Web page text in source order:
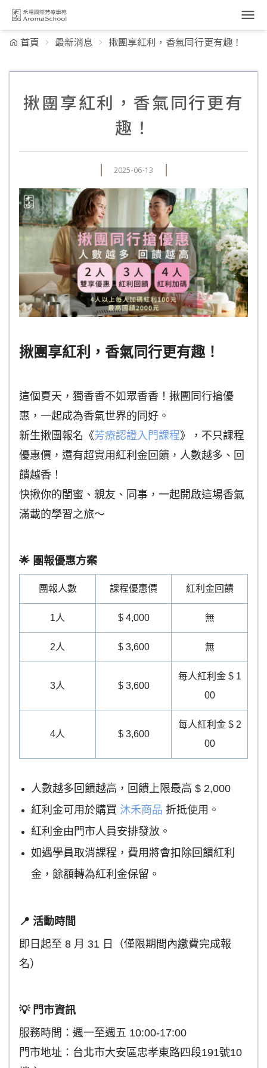
跳到主要內容
首頁 最新消息 揪團享紅利，香氣同行更有趣！
揪團享紅利，香氣同行更有
趣！
2025-06-13
揪團享紅利，香氣同行更有趣！
這個夏天，獨香香不如眾香香！揪團同行搶優
惠，一起成為香氣世界的同好。
新生揪團報名《芳療認證入門課程》，不只課程
優惠價，還有超實用紅利金回饋，人數越多、回
饋越香！
快揪你的閨蜜、親友、同事，一起開啟這場香氣
滿載的學習之旅～
🌟 團報優惠方案
團報人數 課程優惠價 紅利金回饋
1人 $ 4,000 無
2人 $ 3,600 無
3人 $ 3,600
每人紅利金 $ 1
00
4人 $ 3,600
每人紅利金 $ 2
00
人數越多回饋越高，回饋上限最高 $ 2,000
紅利金可用於購買 沐禾商品 折抵使用。
紅利金由門市人員安排發放。
如遇學員取消課程，費用將會扣除回饋紅利
金，餘額轉為紅利金保留。
📍 活動時間
即日起至 8 月 31 日（僅限期間內繳費完成報
名）
💡 門市資訊
服務時間：週一至週五 10:00-17:00
門市地址：台北市大安區忠孝東路四段191號10